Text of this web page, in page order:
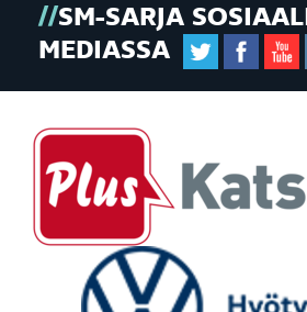
SM-SARJA
MEDIASSA